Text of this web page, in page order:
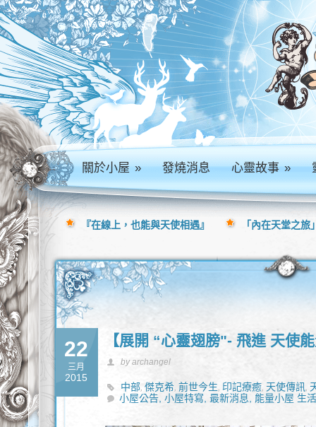
關於小屋» 發燒消息 心靈故事»
22
三月
2015
【展開 “心靈翅膀"- 飛進 天使
by archangel
中部,傑克希, 前世今生, 印記療癒, 天使傳訊,
統,宇宙全像天使占卜,手作,礦石,祈福,能量,
小屋公告,小屋特寫,最新消息, 能量小屋 生
『在線上，也能與天使相遇』 「內在天堂之